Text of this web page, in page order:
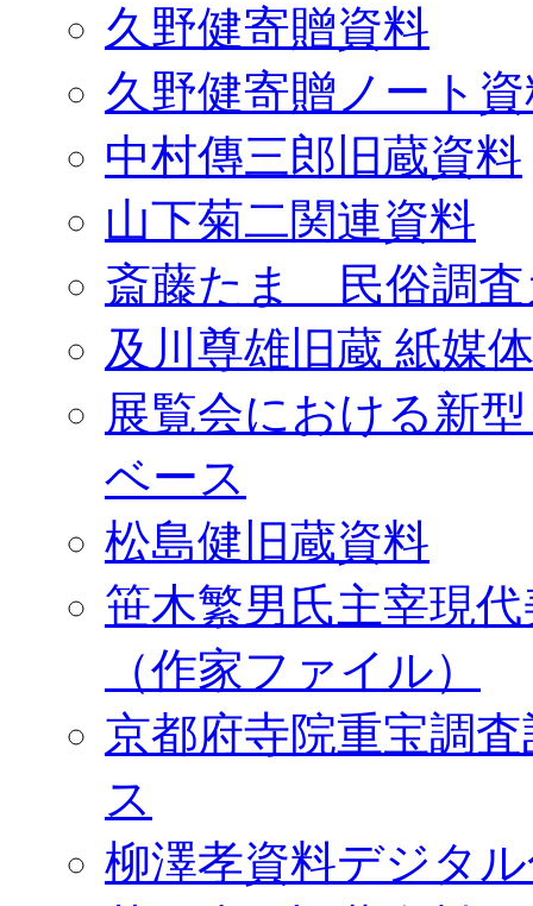
久野健寄贈資料
久野健寄贈ノート
中村傳三郎旧蔵資料
山下菊二関連資料
斎藤たま 民俗調査
及川尊雄旧蔵 紙媒
展覧会における新
ベース
松島健旧蔵資料
笹木繁男氏主宰現
（作家ファイル）
京都府寺院重宝調
ス
柳澤孝資料デジタ